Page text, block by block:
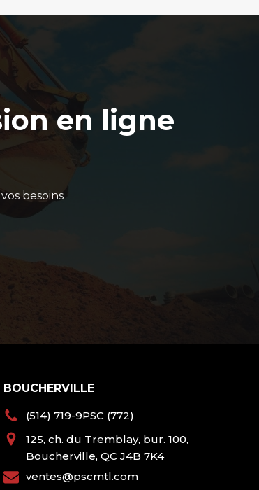
en ligne
besoins
BOUCHERVILLE
(514) 719-9PSC (772)
125, ch. du Tremblay, bur. 100,
Boucherville, QC J4B 7K4
ventes@pscmtl.com